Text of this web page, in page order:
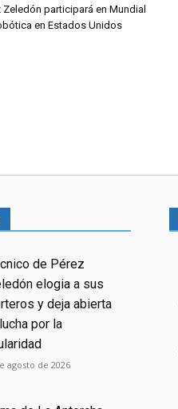
Zeledón participará en Mundial
en Estados Unidos
de Pérez
elogia a sus
y deja abierta
por la
agosto de 2026